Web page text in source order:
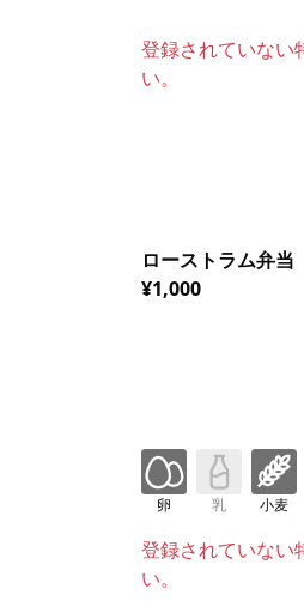
登録されていない
い。
ローストラム弁当
¥1,000
卵 乳 小麦
登録されていない
い。